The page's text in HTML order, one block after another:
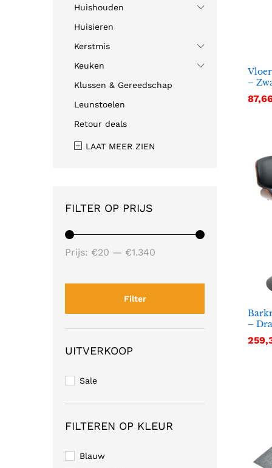
–
–
Huishouden
Huisieren
Kerstmis
Keuken
Klussen & Gereedschap
Leunstoelen
Retour deals
LAAT MEER ZIEN
FILTER OP PRIJS
Filter
Prijs: €20 — €1.340
UITVERKOOP
Sale
FILTEREN OP KLEUR
Blauw